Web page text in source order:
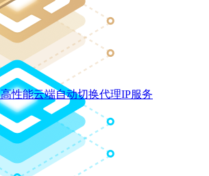
高性能云端自动切换代理IP服务